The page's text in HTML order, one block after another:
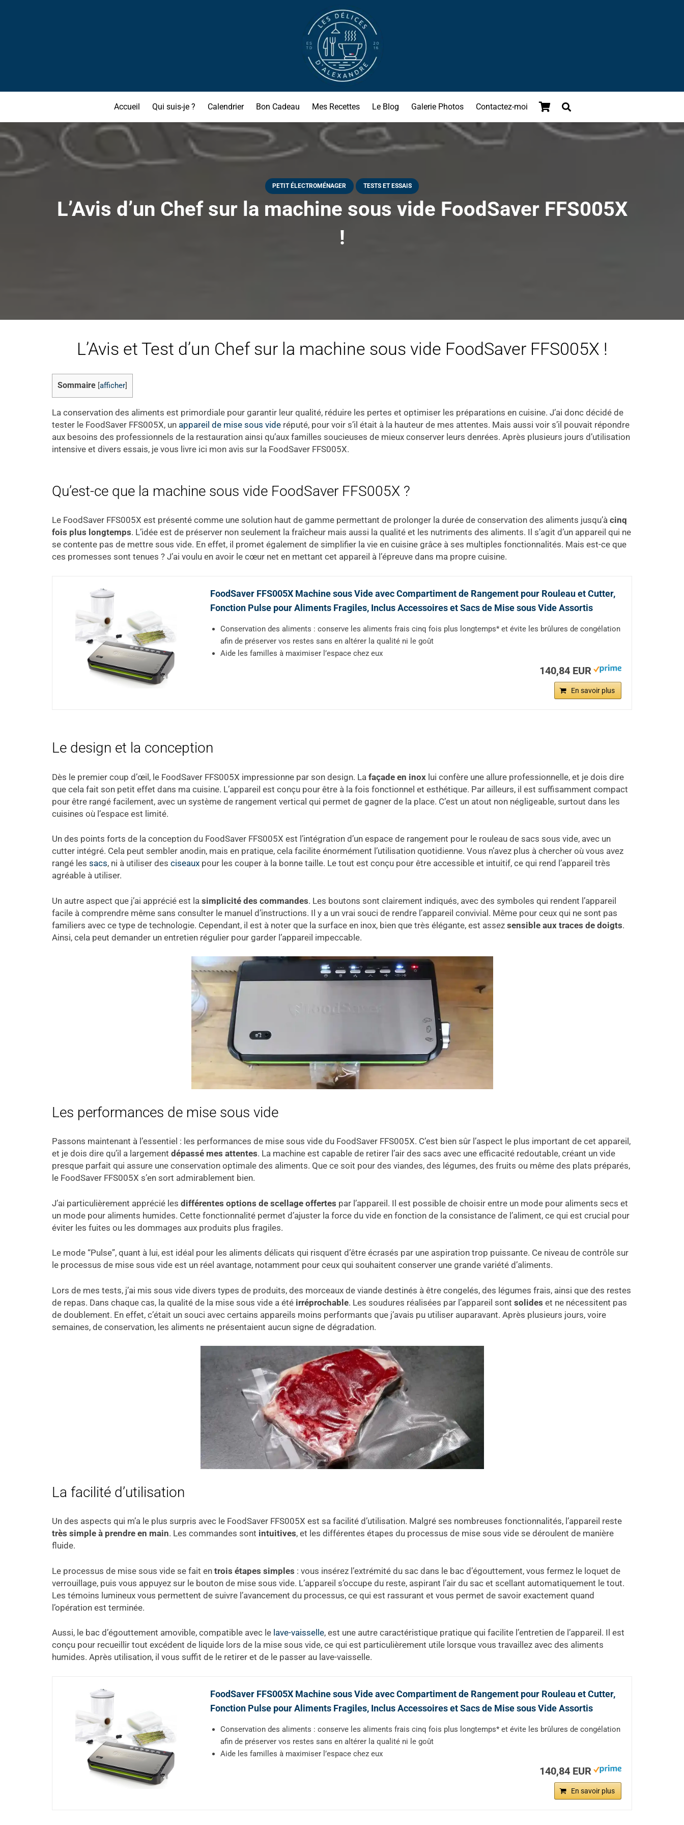
Accueil Qui suis-je ? Calendrier Bon Cadeau Mes Recettes Le Blog Galerie Photos Contactez-moi
PETIT ÉLECTROMÉNAGER TESTS ET ESSAIS
L’Avis d’un Chef sur la machine sous vide FoodSaver FFS005X
!
L’Avis et Test d’un Chef sur la machine sous vide FoodSaver FFS005X !
Sommaire afficher
La conservation des aliments est primordiale pour garantir leur qualité, réduire les pertes et optimiser les préparations en cuisine. J’ai donc décidé de
tester le FoodSaver FFS005X, un appareil de mise sous vide réputé, pour voir s’il était à la hauteur de mes attentes. Mais aussi voir s’il pouvait répondre
aux besoins des professionnels de la restauration ainsi qu’aux familles soucieuses de mieux conserver leurs denrées. Après plusieurs jours d’utilisation
intensive et divers essais, je vous livre ici mon avis sur la FoodSaver FFS005X.
Qu’est-ce que la machine sous vide FoodSaver FFS005X ?
Le FoodSaver FFS005X est présenté comme une solution haut de gamme permettant de prolonger la durée de conservation des aliments jusqu’à cinq
fois plus longtemps. L’idée est de préserver non seulement la fraîcheur mais aussi la qualité et les nutriments des aliments. Il s’agit d’un appareil qui ne
se contente pas de mettre sous vide. En effet, il promet également de simplifier la vie en cuisine grâce à ses multiples fonctionnalités. Mais est-ce que
ces promesses sont tenues ? J’ai voulu en avoir le cœur net en mettant cet appareil à l’épreuve dans ma propre cuisine.
FoodSaver FFS005X Machine sous Vide avec Compartiment de Rangement pour Rouleau et Cutter,
Fonction Pulse pour Aliments Fragiles, Inclus Accessoires et Sacs de Mise sous Vide Assortis
Conservation des aliments : conserve les aliments frais cinq fois plus longtemps* et évite les brûlures de congélation
afin de préserver vos restes sans en altérer la qualité ni le goût
Aide les familles à maximiser l’espace chez eux
140,84 EUR
En savoir plus
Le design et la conception
Dès le premier coup d’œil, le FoodSaver FFS005X impressionne par son design. La façade en inox lui confère une allure professionnelle, et je dois dire
que cela fait son petit effet dans ma cuisine. L’appareil est conçu pour être à la fois fonctionnel et esthétique. Par ailleurs, il est suffisamment compact
pour être rangé facilement, avec un système de rangement vertical qui permet de gagner de la place. C’est un atout non négligeable, surtout dans les
cuisines où l’espace est limité.
Un des points forts de la conception du FoodSaver FFS005X est l’intégration d’un espace de rangement pour le rouleau de sacs sous vide, avec un
cutter intégré. Cela peut sembler anodin, mais en pratique, cela facilite énormément l’utilisation quotidienne. Vous n’avez plus à chercher où vous avez
rangé les sacs, ni à utiliser des ciseaux pour les couper à la bonne taille. Le tout est conçu pour être accessible et intuitif, ce qui rend l’appareil très
agréable à utiliser.
Un autre aspect que j’ai apprécié est la simplicité des commandes. Les boutons sont clairement indiqués, avec des symboles qui rendent l’appareil
facile à comprendre même sans consulter le manuel d’instructions. Il y a un vrai souci de rendre l’appareil convivial. Même pour ceux qui ne sont pas
familiers avec ce type de technologie. Cependant, il est à noter que la surface en inox, bien que très élégante, est assez sensible aux traces de doigts.
Ainsi, cela peut demander un entretien régulier pour garder l’appareil impeccable.
Les performances de mise sous vide
Passons maintenant à l’essentiel : les performances de mise sous vide du FoodSaver FFS005X. C’est bien sûr l’aspect le plus important de cet appareil,
et je dois dire qu’il a largement dépassé mes attentes. La machine est capable de retirer l’air des sacs avec une efficacité redoutable, créant un vide
presque parfait qui assure une conservation optimale des aliments. Que ce soit pour des viandes, des légumes, des fruits ou même des plats préparés,
le FoodSaver FFS005X s’en sort admirablement bien.
J’ai particulièrement apprécié les différentes options de scellage offertes par l’appareil. Il est possible de choisir entre un mode pour aliments secs et
un mode pour aliments humides. Cette fonctionnalité permet d’ajuster la force du vide en fonction de la consistance de l’aliment, ce qui est crucial pour
éviter les fuites ou les dommages aux produits plus fragiles.
Le mode “Pulse”, quant à lui, est idéal pour les aliments délicats qui risquent d’être écrasés par une aspiration trop puissante. Ce niveau de contrôle sur
le processus de mise sous vide est un réel avantage, notamment pour ceux qui souhaitent conserver une grande variété d’aliments.
Lors de mes tests, j’ai mis sous vide divers types de produits, des morceaux de viande destinés à être congelés, des légumes frais, ainsi que des restes
de repas. Dans chaque cas, la qualité de la mise sous vide a été irréprochable. Les soudures réalisées par l’appareil sont solides et ne nécessitent pas
de doublement. En effet, c’était un souci avec certains appareils moins performants que j’avais pu utiliser auparavant. Après plusieurs jours, voire
semaines, de conservation, les aliments ne présentaient aucun signe de dégradation.
La facilité d’utilisation
Un des aspects qui m’a le plus surpris avec le FoodSaver FFS005X est sa facilité d’utilisation. Malgré ses nombreuses fonctionnalités, l’appareil reste
très simple à prendre en main. Les commandes sont intuitives, et les différentes étapes du processus de mise sous vide se déroulent de manière
fluide.
Le processus de mise sous vide se fait en trois étapes simples : vous insérez l’extrémité du sac dans le bac d’égouttement, vous fermez le loquet de
verrouillage, puis vous appuyez sur le bouton de mise sous vide. L’appareil s’occupe du reste, aspirant l’air du sac et scellant automatiquement le tout.
Les témoins lumineux vous permettent de suivre l’avancement du processus, ce qui est rassurant et vous permet de savoir exactement quand
l’opération est terminée.
Aussi, le bac d’égouttement amovible, compatible avec le lave-vaisselle, est une autre caractéristique pratique qui facilite l’entretien de l’appareil. Il est
conçu pour recueillir tout excédent de liquide lors de la mise sous vide, ce qui est particulièrement utile lorsque vous travaillez avec des aliments
humides. Après utilisation, il vous suffit de le retirer et de le passer au lave-vaisselle.
FoodSaver FFS005X Machine sous Vide avec Compartiment de Rangement pour Rouleau et Cutter,
Fonction Pulse pour Aliments Fragiles, Inclus Accessoires et Sacs de Mise sous Vide Assortis
Conservation des aliments : conserve les aliments frais cinq fois plus longtemps* et évite les brûlures de congélation
afin de préserver vos restes sans en altérer la qualité ni le goût
Aide les familles à maximiser l’espace chez eux
140,84 EUR
En savoir plus